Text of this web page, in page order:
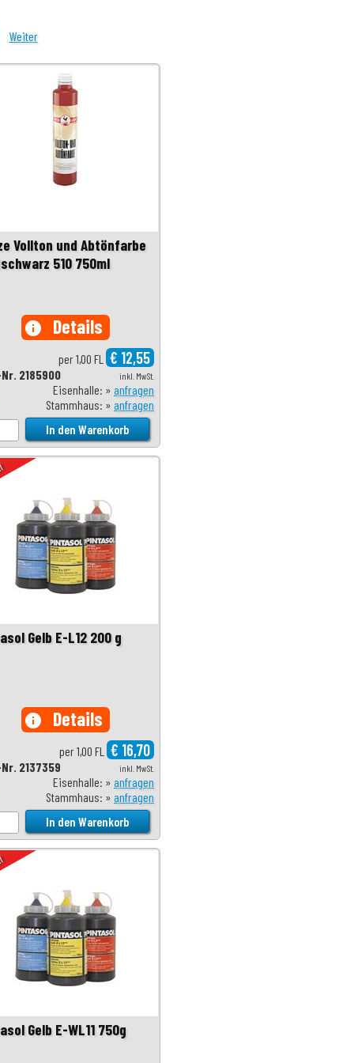
Weiter
Vollton und Abtönfarbe
510 750ml
info Details
per 1,00 FL € 12,55
inkl. MwSt.
2185900
Eisenhalle: » anfragen
Stammhaus: » anfragen
Gelb E-L12 200 g
info Details
per 1,00 FL € 16,70
inkl. MwSt.
2137359
Eisenhalle: » anfragen
Stammhaus: » anfragen
Gelb E-WL11 750g